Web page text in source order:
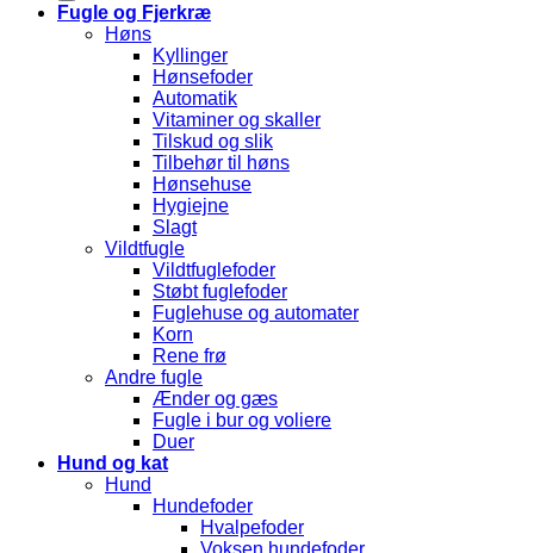
Fugle og Fjerkræ
Høns
Kyllinger
Hønsefoder
Automatik
Vitaminer og skaller
Tilskud og slik
Tilbehør til høns
Hønsehuse
Hygiejne
Slagt
Vildtfugle
Vildtfuglefoder
Støbt fuglefoder
Fuglehuse og automater
Korn
Rene frø
Andre fugle
Ænder og gæs
Fugle i bur og voliere
Duer
Hund og kat
Hund
Hundefoder
Hvalpefoder
Voksen hundefoder